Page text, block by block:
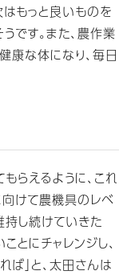
はもっと良いものを
です。また、農作業
康な体になり、毎日
らえるように、これ
向けて農機具のレベ
持し続けていきた
とにチャレンジし、
」と、太田さんは